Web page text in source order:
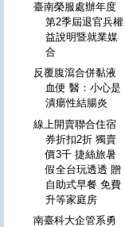
臺南榮服處辦年度
第2季屆退官兵權
益說明暨就業媒
合
反覆腹瀉合併黏液
血便 醫：小心是
潰瘍性結腸炎
線上開賣聯合住宿
券折扣2折 獨賣
價3千 捷絲旅暑
假全台玩透透 贈
自助式早餐 免費
升等家庭房
南臺科大企管系勇